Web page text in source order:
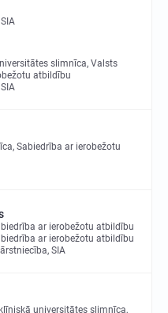
slimnīca, Valsts
atbildību
Sabiedrība ar ierobežotu
ar ierobežotu atbildību
ar ierobežotu atbildību
SIA
universitātes slimnīca,